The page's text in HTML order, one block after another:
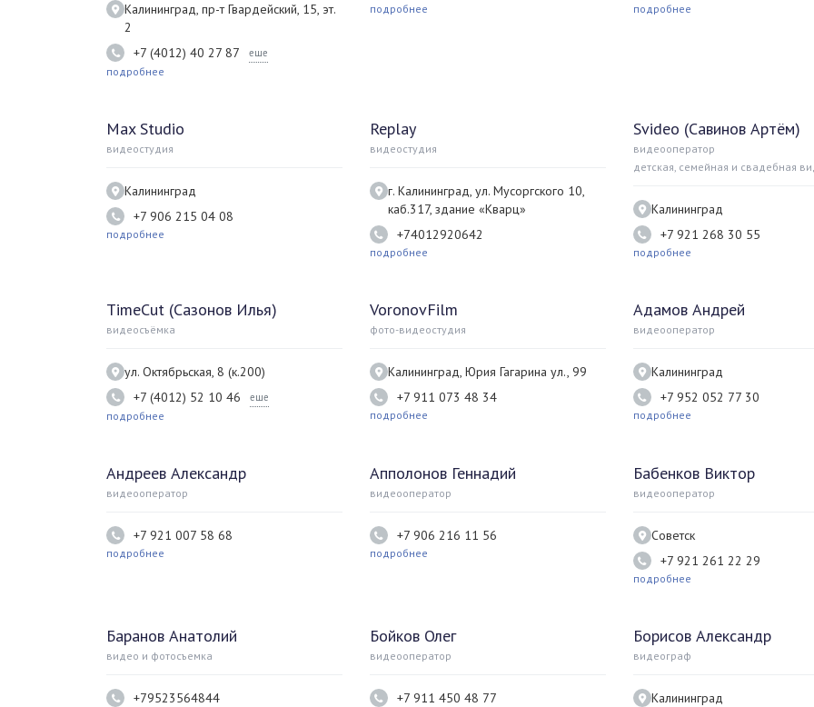
Калининград, пр-т Гвардейский, 15, эт.
2
+7 (4012) 40 27 87
еще
подробнее
подробнее подробнее
Max Studio
видеостудия
Калининград
+7 906 215 04 08
подробнее
Replay
видеостудия
г. Калининград, ул. Мусоргского 10,
каб.317, здание «Кварц»
+74012920642
подробнее
Svideo (Савинов Артём)
видеооператор
детская, семейная и свадебная
Калининград
+7 921 268 30 55
подробнее
TimeCut (Сазонов Илья)
видеосъёмка
ул. Октябрьская, 8 (к.200)
+7 (4012) 52 10 46
еще
подробнее
VoronovFilm
фото-видеостудия
Калининград, Юрия Гагарина ул., 99
+7 911 073 48 34
подробнее
Адамов Андрей
видеооператор
Калининград
+7 952 052 77 30
подробнее
Андреев Александр
видеооператор
+7 921 007 58 68
подробнее
Апполонов Геннадий
видеооператор
+7 906 216 11 56
подробнее
Бабенков Виктор
видеооператор
Советск
+7 921 261 22 29
подробнее
Баранов Анатолий
видео и фотосъемка
+79523564844
Бойков Олег
видеооператор
+7 911 450 48 77
Борисов Александр
видеограф
Калининград